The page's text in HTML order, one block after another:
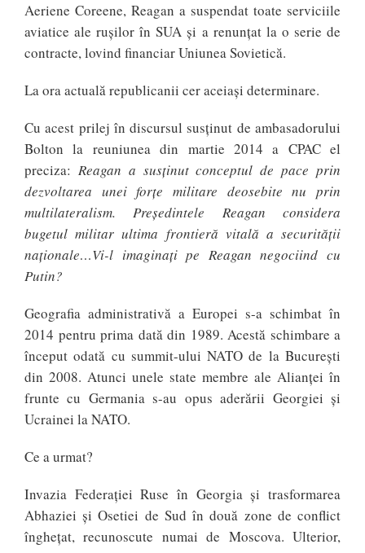
Aeriene Coreene, Reagan a suspendat toate serviciile
aviatice ale rușilor în SUA și a renunțat la o serie de
contracte, lovind financiar Uniunea Sovietică.
La ora actuală republicanii cer aceiași determinare.
Cu acest prilej în discursul susținut de ambasadorului
Bolton la reuniunea din martie 2014 a CPAC el
preciza: Reagan a susținut conceptul de pace prin
dezvoltarea unei forțe militare deosebite nu prin
multilateralism. Președintele Reagan considera
bugetul militar ultima frontieră vitală a securității
naționale…Vi-l imaginați pe Reagan negociind cu
Putin?
Geografia administrativă a Europei s-a schimbat în
2014 pentru prima dată din 1989. Acestă schimbare a
început odată cu summit-ului NATO de la București
din 2008. Atunci unele state membre ale Alianței în
frunte cu Germania s-au opus aderării Georgiei și
Ucrainei la NATO.
Ce a urmat?
Invazia Federației Ruse în Georgia și trasformarea
Abhaziei și Osetiei de Sud în două zone de conflict
înghețat, recunoscute numai de Moscova. Ulterior,